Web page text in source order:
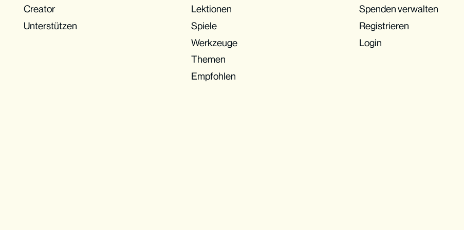
Creator
Unterstützen
Lektionen
Spiele
Werkzeuge
Themen
Empfohlen
Spenden verwalten
Registrieren
Login